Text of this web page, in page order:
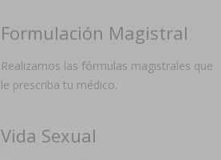
Formulación Magistral
Realizamos las fórmulas magistrales que
le prescriba tu médico.
Vida Sexual